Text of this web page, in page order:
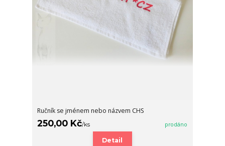
Ručník se jménem nebo názvem CHS
250,00 Kč/ks prodáno
Detail